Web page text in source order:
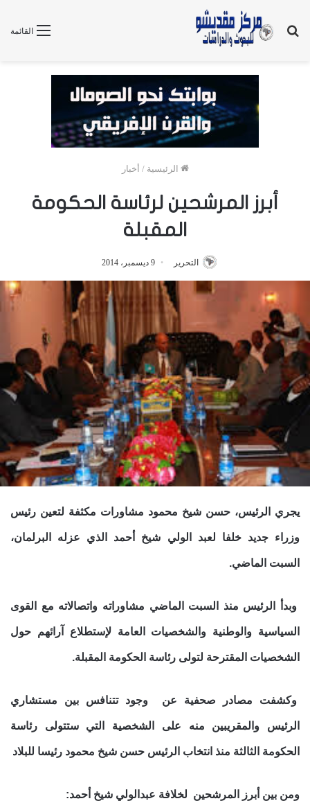
القائمة
بحث
الرئيسية / أخبار
أبرز المرشحين لرئاسة الحكومة
المقبلة
التحرير 9 ديسمبر، 2014
يجري الرئيس، حسن شيخ محمود مشاورات مكثفة لتعين رئيس
وزراء جديد خلفا لعبد الولي شيخ أحمد الذي عزله البرلمان،
السبت الماضي.
وبدأ الرئيس منذ السبت الماضي مشاوراته واتصالاته مع القوى
السياسية والوطنية والشخصيات العامة لإستطلاع آرائهم حول
الشخصيات المقترحة لتولى رئاسة الحكومة المقبلة.
وكشفت مصادر صحفية عن وجود تتنافس بين مستشاري
الرئيس والمقريبين منه على الشخصية التي ستتولى رئاسة
الحكومة الثالثة منذ انتخاب الرئيس حسن شيخ محمود رئيسا للبلاد
ومن بين أبرز المرشحين لخلافة عبدالولي شيخ أحمد: